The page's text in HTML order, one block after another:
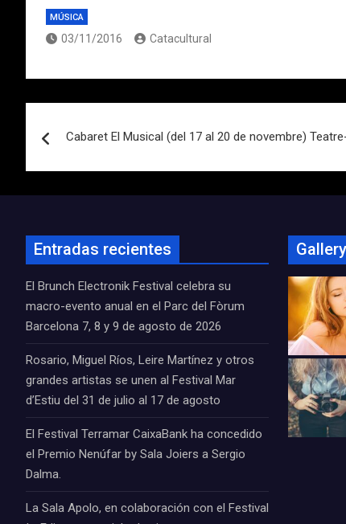
MÚSICA
03/11/2016 Catacultural
de
Cabaret El Musical (del 17 al 20 de novembre)
Entradas recientes
El Brunch Electronik Festival celebra su
macro-evento anual en el Parc del Fòrum
Barcelona 7, 8 y 9 de agosto de 2026
Rosario, Miguel Ríos, Leire Martínez y otros
grandes artistas se unen al Festival Mar
d’Estiu del 31 de julio al 17 de agosto
El Festival Terramar CaixaBank ha concedido
el Premio Nenúfar by Sala Joiers a Sergio
Dalma.
La Sala Apolo, en colaboración con el Festival
Gallery